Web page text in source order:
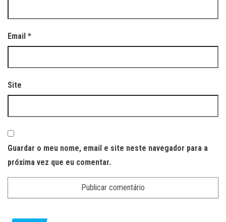
Email *
Site
Guardar o meu nome, email e site neste navegador para a
próxima vez que eu comentar.